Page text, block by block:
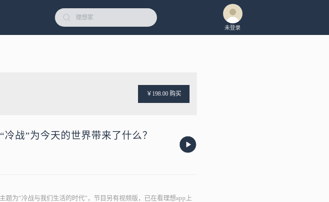
未登录
￥198.00 购买
战”为今天的世界带来了什么？
为“冷战与我们生活的时代”，节目另有视频版，已在看理想app上